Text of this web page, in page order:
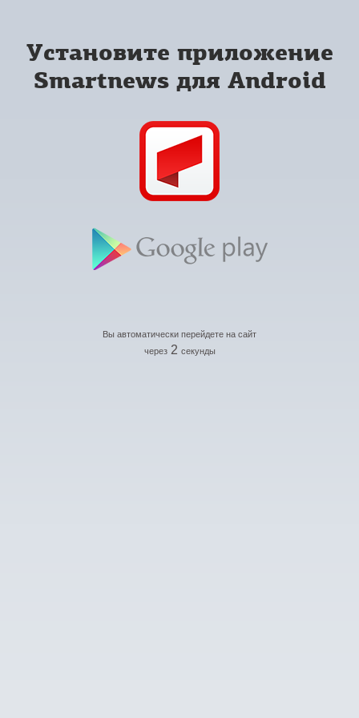
Установите приложение
Smartnews для Android
Вы автоматически перейдете на сайт
через 2 секунды